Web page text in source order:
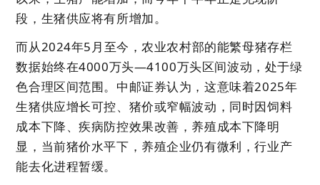
段，生猪供应将有所增加。
而从2024年5月至今，农业农村部的能繁母猪存栏
数据始终在4000万头—4100万头区间波动，处于绿
色合理区间范围。中邮证券认为，这意味着2025年
生猪供应增长可控、猪价或窄幅波动，同时因饲料
成本下降、疾病防控效果改善，养殖成本下降明
显，当前猪价水平下，养殖企业仍有微利，行业产
能去化进程暂缓。